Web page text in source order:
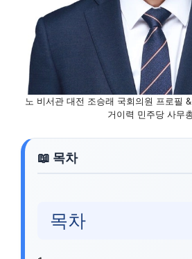
노 비서관 대전 조승래 국회의원 프로필
거이력 민주당 사무
목차